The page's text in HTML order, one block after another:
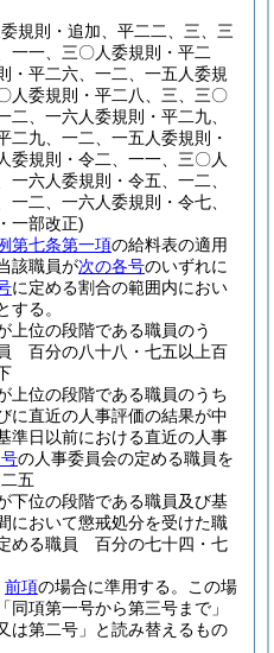
規則・追加、平二二、三、三
一一、三〇人委規則・平二
・平二六、一二、一五人委規
人委規則・平二八、三、三〇
二、一六人委規則・平二九、
二九、一二、一五人委規則・
委規則・令二、一一、三〇人
一六人委規則・令五、一二、
一二、一六人委規則・令七、
一部改正)
第七条第一項の給料表の適用
該職員が次の各号のいずれに
に定める割合の範囲内におい
する。
上位の段階である職員のう
百分の八十八・七五以上百
上位の段階である職員のうち
に直近の人事評価の結果が中
準日以前における直近の人事
の人事委員会の定める職員を
五
下位の段階である職員及び基
において懲戒処分を受けた職
める職員 百分の七十四・七
前項の場合に準用する。
この場
同項第一号から第三号まで」
は第二号」と読み替えるもの